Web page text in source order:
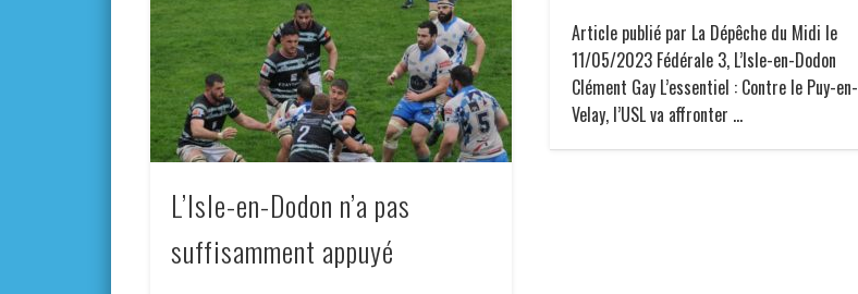
Article publié par La Dépêche du Midi le
11/05/2023 Fédérale 3, L’Isle-en-Dodon
Clément Gay L’essentiel : Contre le Puy-en-
Velay, l’USL va affronter …
L’Isle-en-Dodon n’a pas
suffisamment appuyé